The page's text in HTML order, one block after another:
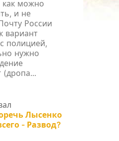
можно
и не
России
вариант
полицией,
нужно
(дропа...
Лысенко
- Развод?